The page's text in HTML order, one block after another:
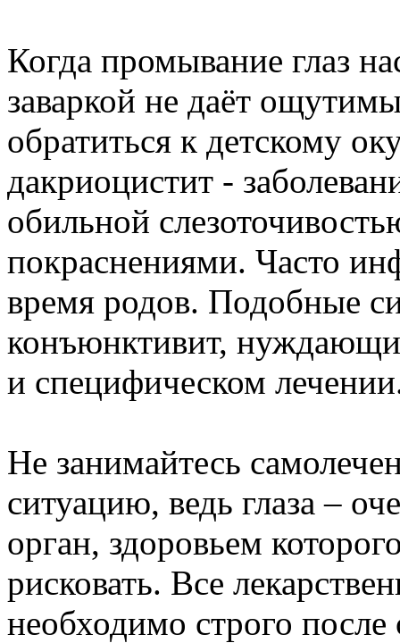
Когда промывание глаз
заваркой не даёт
обратиться к детскому
дакриоцистит -
обильной
покраснениями. Часто
время родов. Подобные
конъюнктивит,
и специфическом
Не занимайтесь
ситуацию, ведь глаза –
орган, здоровьем
рисковать. Все
необходимо строго после